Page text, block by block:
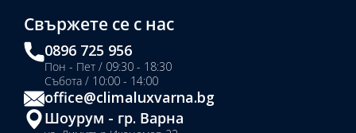
Свържете се с нас
0896 725 956
Пон - Пет / 09:30 - 18:30
Събота / 10:00 - 14:00
office@climaluxvarna.bg
Шоурум - гр. Варна